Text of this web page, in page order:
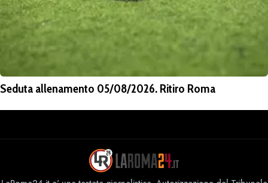
Seduta allenamento 05/08/2026. Ritiro Roma